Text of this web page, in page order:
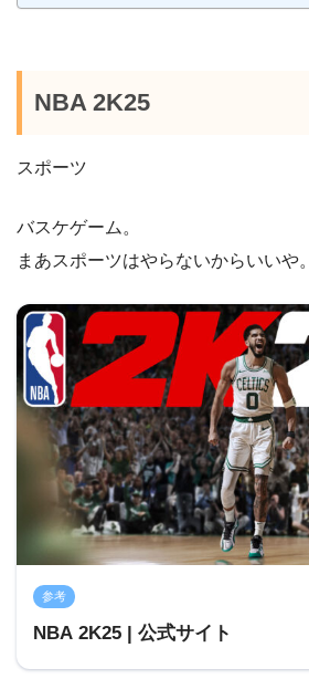
NBA 2K25
スポーツ
バスケゲーム。
まあスポーツはやらないからいいや。
参考
NBA 2K25 | 公式サイト